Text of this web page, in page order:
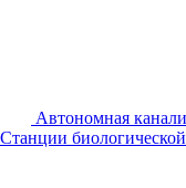
Автономная
Станции